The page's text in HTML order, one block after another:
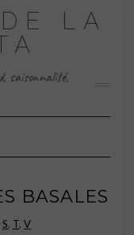
LA
saisonnalité,
BASALES
S, T, V